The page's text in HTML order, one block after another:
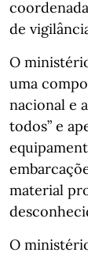
de
O
uma
nacional e
todos” e
material
O